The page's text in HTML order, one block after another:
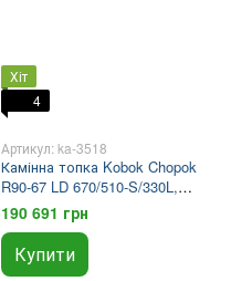
Хіт
4
Артикул: ka-3518
Камінна топка Kobok Chopok
R90-67 LD 670/510-S/330L,
RP2,KRO-R90 (ліва)
190 691 грн
Купити